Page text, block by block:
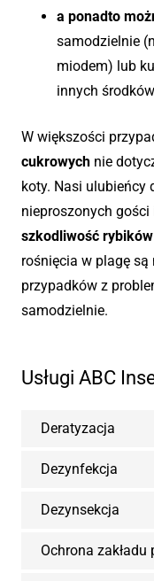
a ponadto
samodzielnie
miodem) lub
innych
W większości
cukrowych nie
koty. Nasi ulubieńcy
nieproszonych
szkodliwość
rośnięcia w plagę
przypadków z
samodzielnie.
Usługi ABC
Deratyzacja
Dezynfekcja
Dezynsekcja
Ochrona